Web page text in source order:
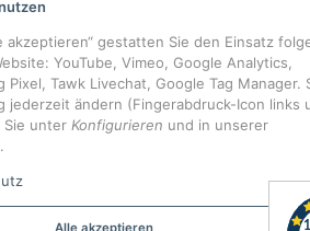
akzeptieren“ gestatten Sie den Einsatz
YouTube, Vimeo, Google Analytics,
Pixel, Tawk Livechat, Google Tag Manager.
jederzeit ändern (Fingerabdruck-Icon links
Sie unter Konfigurieren und in unserer
.
Alle akzeptieren